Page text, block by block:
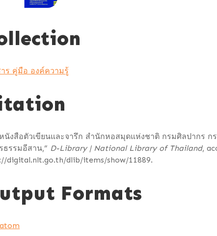
าร คู่มือ องค์ความรู้
นังสือตัวเขียนและจารึก สำนักหอสมุดแห่งชาติ กรมศิลปากร
ธรรมอีสาน,” D-Library | National Library of Thailand,
digital.nlt.go.th/dlib/items/show/11889.
Formats
atom